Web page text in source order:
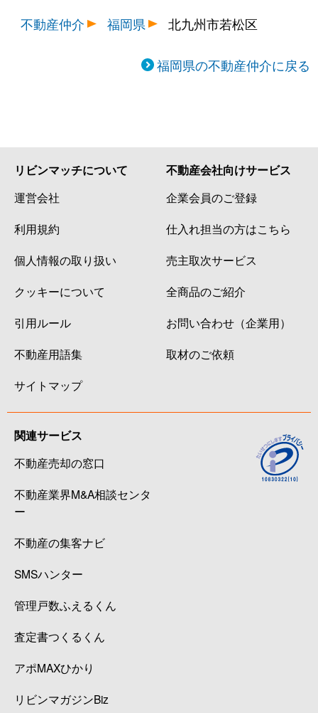
不動産仲介
福岡県 北九州市若松区
福岡県の不動産仲介に戻る
リビンマッチについて
運営会社
利用規約
個人情報の取り扱い
クッキーについて
引用ルール
不動産用語集
サイトマップ
不動産会社向けサービス
企業会員のご登録
仕入れ担当の方はこちら
売主取次サービス
全商品のご紹介
お問い合わせ（企業用）
取材のご依頼
関連サービス
不動産売却の窓口
不動産業界M&A相談センタ
ー
不動産の集客ナビ
SMSハンター
管理戸数ふえるくん
査定書つくるくん
アポMAXひかり
リビンマガジンBiz